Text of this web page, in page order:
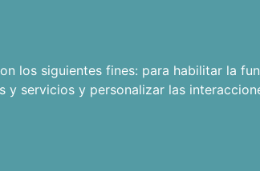
los siguientes fines: para habilitar la
y servicios y personalizar las